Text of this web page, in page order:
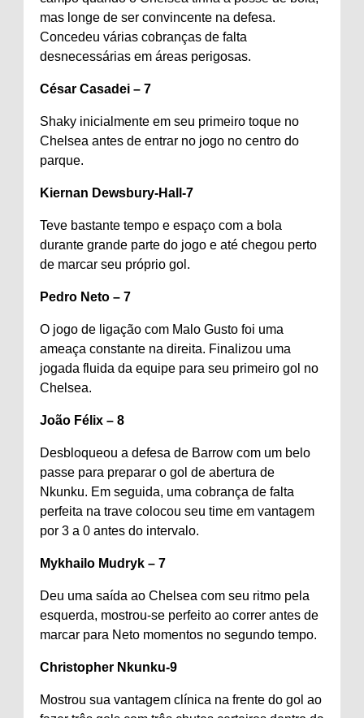
mas longe de ser convincente na defesa.
Concedeu várias cobranças de falta
desnecessárias em áreas perigosas.
César Casadei – 7
Shaky inicialmente em seu primeiro toque no
Chelsea antes de entrar no jogo no centro do
parque.
Kiernan Dewsbury-Hall-7
Teve bastante tempo e espaço com a bola
durante grande parte do jogo e até chegou perto
de marcar seu próprio gol.
Pedro Neto – 7
O jogo de ligação com Malo Gusto foi uma
ameaça constante na direita. Finalizou uma
jogada fluida da equipe para seu primeiro gol no
Chelsea.
João Félix – 8
Desbloqueou a defesa de Barrow com um belo
passe para preparar o gol de abertura de
Nkunku. Em seguida, uma cobrança de falta
perfeita na trave colocou seu time em vantagem
por 3 a 0 antes do intervalo.
Mykhailo Mudryk – 7
Deu uma saída ao Chelsea com seu ritmo pela
esquerda, mostrou-se perfeito ao correr antes de
marcar para Neto momentos no segundo tempo.
Christopher Nkunku-9
Mostrou sua vantagem clínica na frente do gol ao